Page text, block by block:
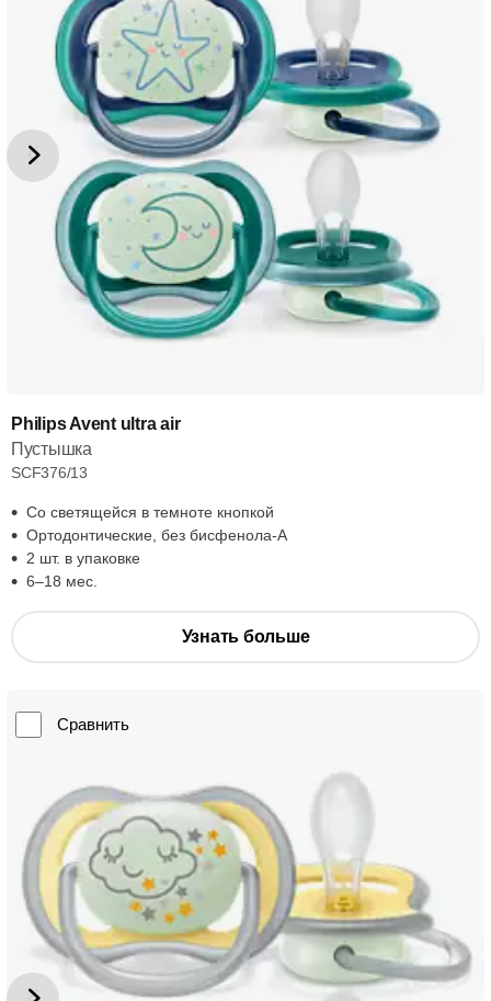
Philips Avent ultra air
Пустышка
SCF376/13
Со светящейся в темноте кнопкой
Ортодонтические, без бисфенола-А
2 шт. в упаковке
6–18 мес.
Узнать больше
Сравнить